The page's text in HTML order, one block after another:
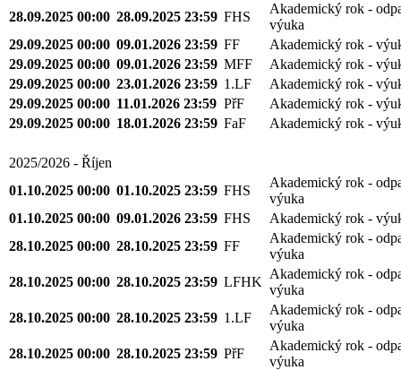
28.09.2025 00:00 28.09.2025 23:59 FHS
Akademický rok -
výuka
29.09.2025 00:00 09.01.2026 23:59 FF
Akademický rok -
29.09.2025 00:00 09.01.2026 23:59 MFF
Akademický rok -
29.09.2025 00:00 23.01.2026 23:59 1.LF
Akademický rok -
29.09.2025 00:00 11.01.2026 23:59 PřF
Akademický rok -
29.09.2025 00:00 18.01.2026 23:59 FaF Akademický rok -
2025/2026 - Říjen
01.10.2025 00:00 01.10.2025 23:59 FHS
Akademický rok -
výuka
01.10.2025 00:00 09.01.2026 23:59 FHS
Akademický rok -
28.10.2025 00:00 28.10.2025 23:59 FF
Akademický rok -
výuka
28.10.2025 00:00 28.10.2025 23:59 LFHK
Akademický rok -
výuka
28.10.2025 00:00 28.10.2025 23:59 1.LF
Akademický rok -
výuka
28.10.2025 00:00 28.10.2025 23:59 PřF
Akademický rok -
výuka